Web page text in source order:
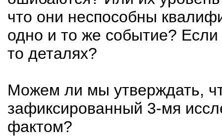
что они неспособны
одно и то же событие? Если
то деталях?
Можем ли мы утверждать,
зафикcированный 3-мя
фактом?